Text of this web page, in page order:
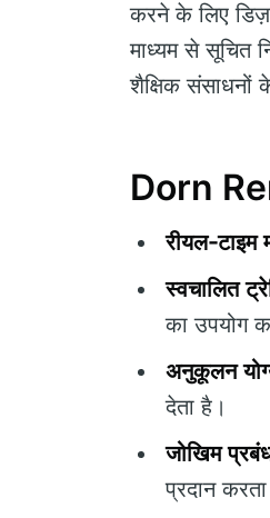
करने के लिए
माध्यम से सूचित
शैक्षिक संसाधनों
Dorn
रीयल-टाइम
स्वचालित
का उपयोग
अनुकूलन
देता है।
जोखिम
प्रदान